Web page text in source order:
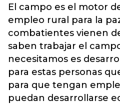
El campo es el motor
empleo rural para la
combatientes vienen
saben trabajar el
necesitamos es
para estas personas
para que tengan
puedan desarrollarse